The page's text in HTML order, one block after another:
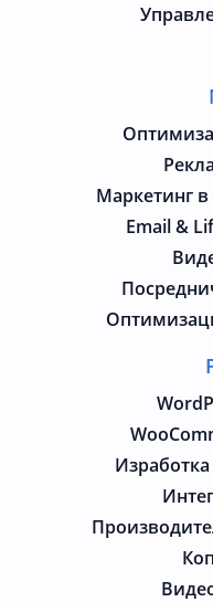
Маркетинг
Email &